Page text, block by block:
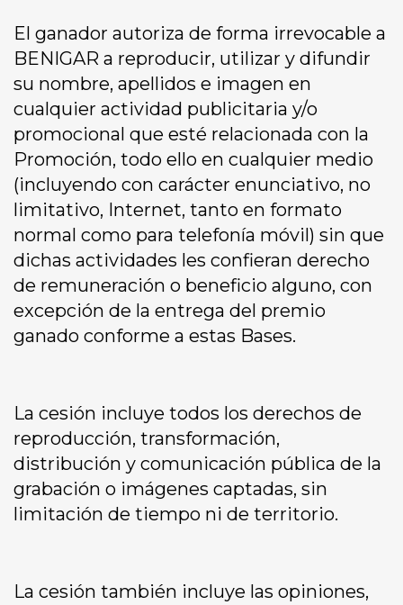
El ganador autoriza de forma irrevocable a
BENIGAR a reproducir, utilizar y difundir
su nombre, apellidos e imagen en
cualquier actividad publicitaria y/o
promocional que esté relacionada con la
Promoción, todo ello en cualquier medio
(incluyendo con carácter enunciativo, no
limitativo, Internet, tanto en formato
normal como para telefonía móvil) sin que
dichas actividades les confieran derecho
de remuneración o beneficio alguno, con
excepción de la entrega del premio
ganado conforme a estas Bases.
La cesión incluye todos los derechos de
reproducción, transformación,
distribución y comunicación pública de la
grabación o imágenes captadas, sin
limitación de tiempo ni de territorio.
La cesión también incluye las opiniones,